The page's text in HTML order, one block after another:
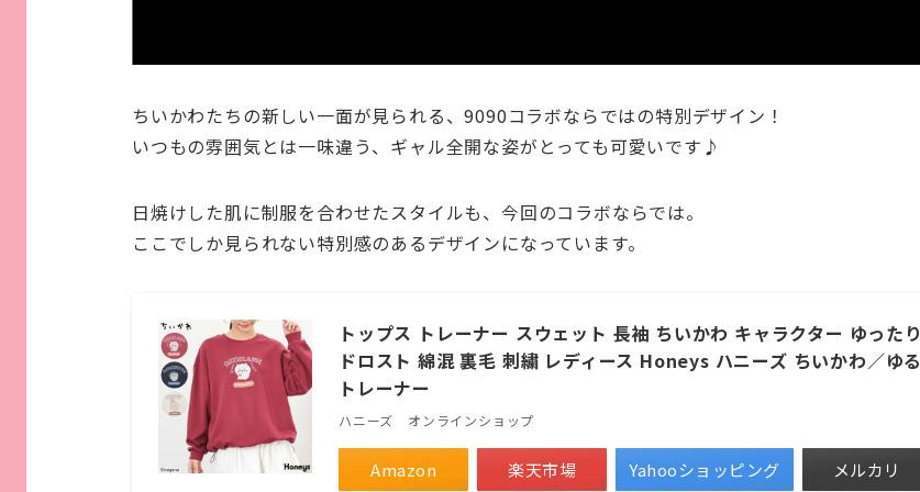
ちいかわたちの新しい一面が見られる、9090コラボならではの特別デザイン！
いつもの雰囲気とは一味違う、ギャル全開な姿がとっても可愛いです♪
日焼けした肌に制服を合わせたスタイルも、今回のコラボならでは。
ここでしか見られない特別感のあるデザインになっています。
トップス トレーナー スウェット 長袖 ちいかわ キャラクター ゆったり
ドロスト 綿混 裏毛 刺繍 レディース Honeys ハニーズ ちいかわ／ゆる
トレーナー
ハニーズ オンラインショップ
Amazon 楽天市場 Yahooショッピング メルカリ